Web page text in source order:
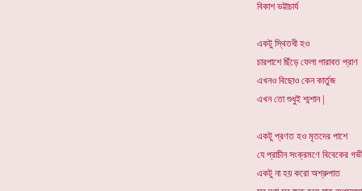
বিকাশ ভট্টাচার্য
একটু স্থিতধী হও
চারপাশে ছিঁড়ে ফেলা পারাবত প্রাণ
এখনও বিছোও কেন কার্তুজ
এখন তো শুধুই শ্মশান |
একটু প্রণত হও মৃতদের পাশে
যে প্রাচীন সংক্রমণে বিবেকের
একটু না হয় করো অশ্রুপাত